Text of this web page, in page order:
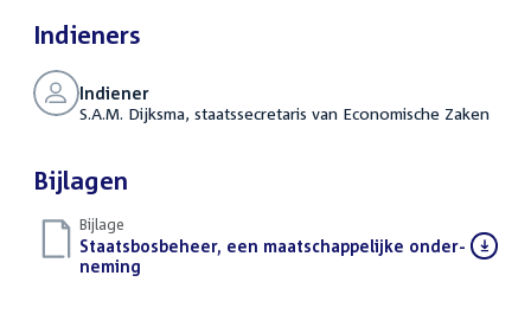
Indieners
Indiener
S.A.M. Dijksma, staatssecretaris van Economische Zaken
Bijlagen
Bijlage
Download
bestand:
Staatsbosbeheer, een maatschappelijke onder-
neming